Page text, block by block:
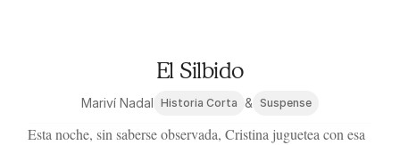
El Silbido
Mariví Nadal Historia Corta & Suspense
Esta noche, sin saberse observada, Cristina juguetea con esa